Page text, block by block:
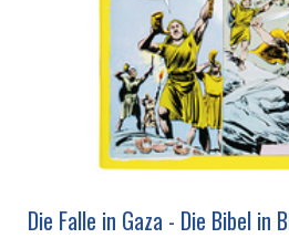
Die Falle in Gaza - Die Bibel in